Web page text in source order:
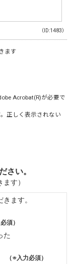
（ID:1483）
ます
Acrobat(R)が必要で
正しく表示されない